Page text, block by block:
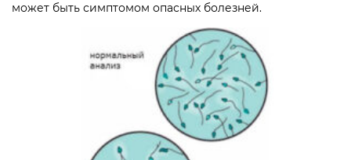
может быть симптомом опасных болезней.